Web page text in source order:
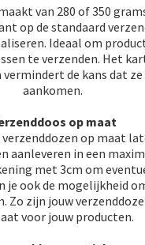
van 280 of 350
op de standaard
Ideaal om
te verzenden. Het
de kans dat
aankomen.
op maat
op maat
aanleveren in een
met 3cm om
je ook de mogelijkheid
Zo zijn jouw
voor jouw producten.